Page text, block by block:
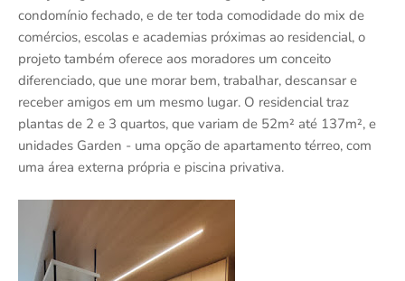
condomínio fechado, e de ter toda comodidade do mix de
comércios, escolas e academias próximas ao residencial, o
projeto também oferece aos moradores um conceito
diferenciado, que une morar bem, trabalhar, descansar e
receber amigos em um mesmo lugar. O residencial traz
plantas de 2 e 3 quartos, que variam de 52m² até 137m², e
unidades Garden - uma opção de apartamento térreo, com
uma área externa própria e piscina privativa.